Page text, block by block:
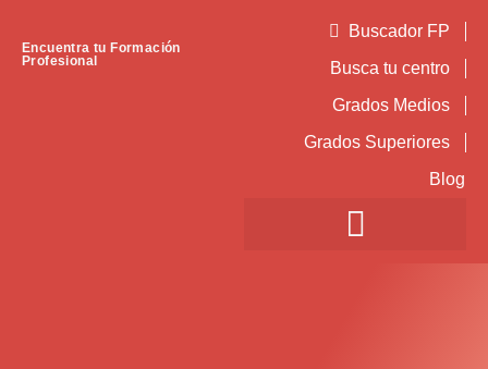
Encuentra tu Formación
Profesional
Buscador FP
Busca tu centro
Grados Medios
Grados Superiores
Blog